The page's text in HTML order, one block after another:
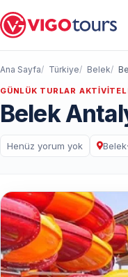
Ana Sayfa Türkiye Belek
GÜNLÜK TURLAR
Belek
Henüz yorum yok Belek·